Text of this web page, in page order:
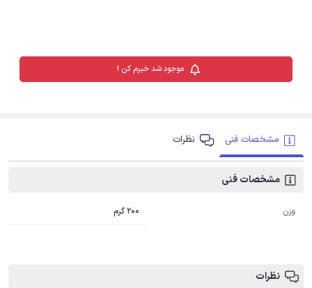
موجود شد خبرم کن !
مشخصات فنی نظرات
مشخصات فنی
وزن 200 گرم
نظرات